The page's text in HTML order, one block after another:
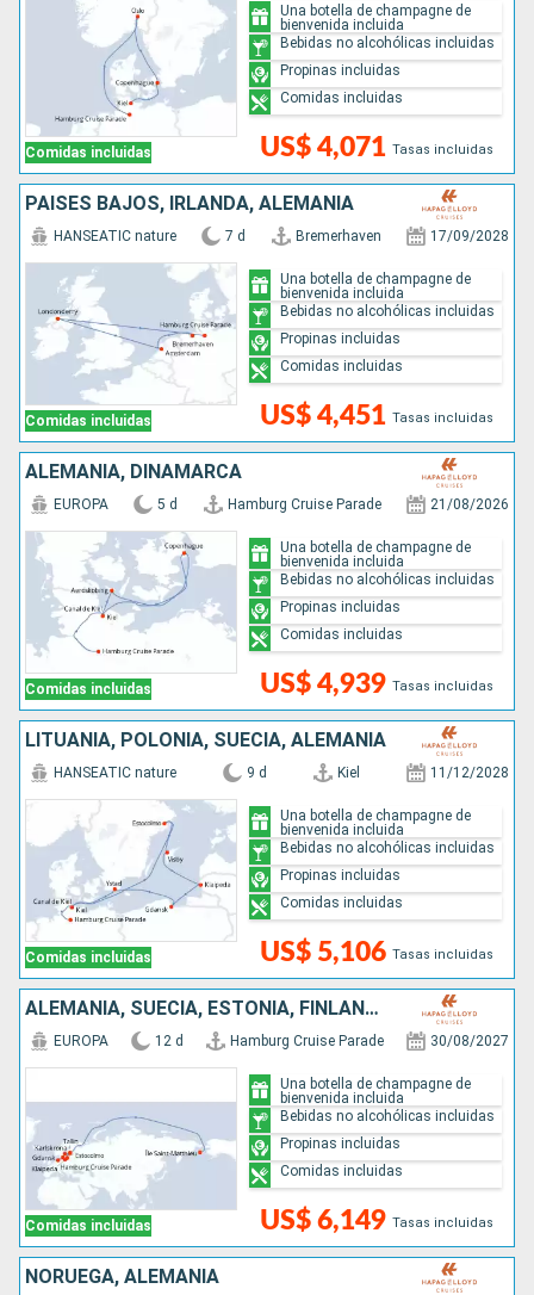
Comidas incluidas US$ 4,071 Tasas incluidas
Una botella de champagne de
bienvenida incluida
Bebidas no alcohólicas incluidas
Propinas incluidas
Comidas incluidas
PAISES BAJOS, IRLANDA, ALEMANIA
Comidas incluidas
HANSEATIC nature 7 d Bremerhaven 17/09/2028
US$ 4,451 Tasas incluidas
Una botella de champagne de
bienvenida incluida
Bebidas no alcohólicas incluidas
Propinas incluidas
Comidas incluidas
ALEMANIA, DINAMARCA
Comidas incluidas
EUROPA 5 d Hamburg Cruise Parade 21/08/2026
US$ 4,939 Tasas incluidas
Una botella de champagne de
bienvenida incluida
Bebidas no alcohólicas incluidas
Propinas incluidas
Comidas incluidas
LITUANIA, POLONIA, SUECIA, ALEMANIA
Comidas incluidas
HANSEATIC nature 9 d Kiel 11/12/2028
US$ 5,106 Tasas incluidas
Una botella de champagne de
bienvenida incluida
Bebidas no alcohólicas incluidas
Propinas incluidas
Comidas incluidas
ALEMANIA, SUECIA, ESTONIA, FINLANDIA, LITUANIA, POLONIA, ISLANDIA
Comidas incluidas
EUROPA 12 d Hamburg Cruise Parade 30/08/2027
US$ 6,149 Tasas incluidas
Una botella de champagne de
bienvenida incluida
Bebidas no alcohólicas incluidas
Propinas incluidas
Comidas incluidas
NORUEGA, ALEMANIA